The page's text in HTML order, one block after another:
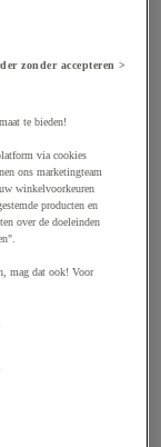
zonder accepteren >
te bieden!
via cookies
ons marketingteam
winkelvoorkeuren
producten en
over de doeleinden
mag dat ook! Voor